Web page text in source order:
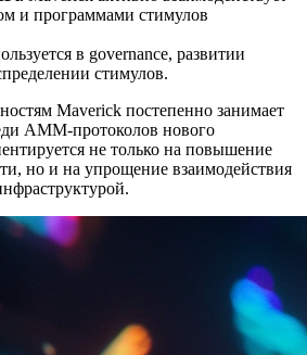
и программами стимулов
в governance, развитии
стимулов.
Maverick постепенно занимает
AMM-протоколов нового
не только на повышение
но и на упрощение взаимодействия